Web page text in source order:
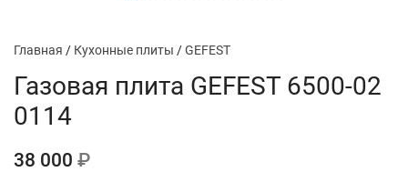
Главная / Кухонные плиты /GEFEST
Газовая плита GEFEST 6500-02
0114
38 000 ₽